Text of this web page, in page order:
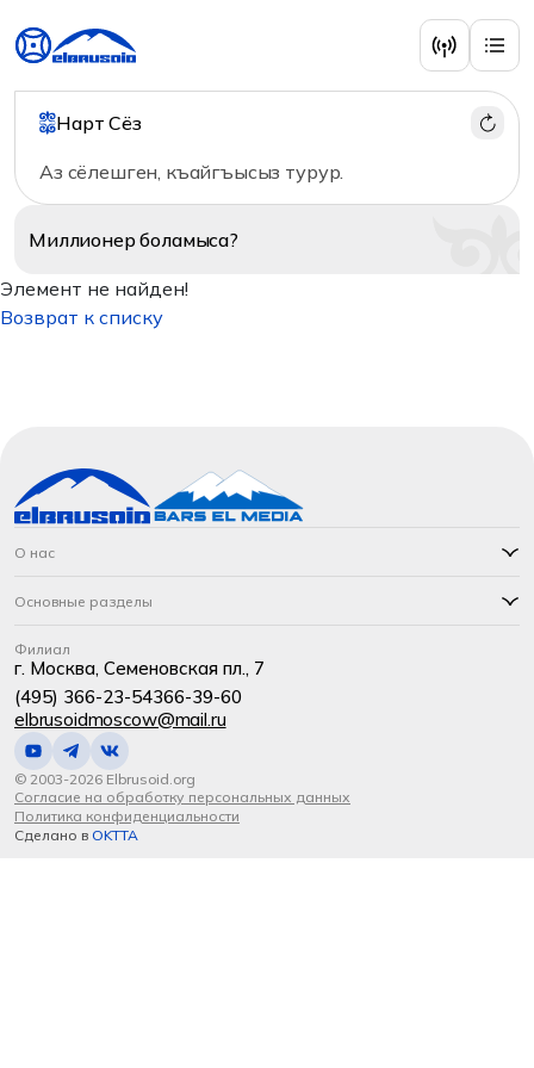
Нарт Сёз
Аз сёлешген, къайгъысыз турур.
Миллионерболамыса?
Элемент не найден!
Возврат к списку
О нас
Основные разделы
Филиал
г. Москва, Семеновская пл., 7
(495) 366-23-54366-39-60
elbrusoidmoscow@mail.ru
© 2003-2026 Elbrusoid.org
Согласие на обработку персональных данных
Политика конфиденциальности
Сделано в OKTTA